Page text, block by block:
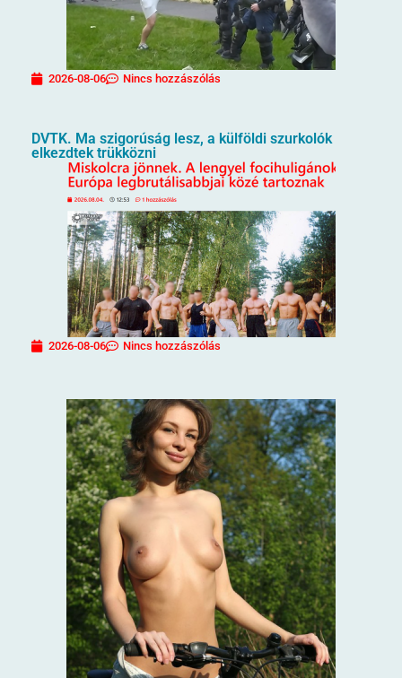
2026-08-06 Nincs hozzászólás
DVTK. Ma szigorúság lesz, a külföldi szurkolók
elkezdtek trükközni
2026-08-06 Nincs hozzászólás